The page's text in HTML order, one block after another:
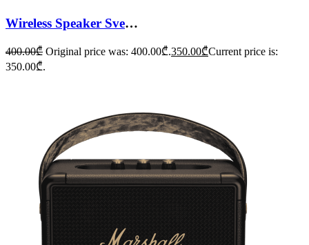
Wireless Speaker Sven PS-550
400.00₾ Original price was: 400.00₾.350.00₾Current price is:
350.00₾.